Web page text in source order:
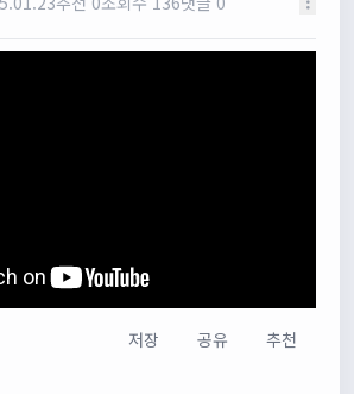
박스 중에 위 내용을 확인하였고, 동의
저장 공유 추천